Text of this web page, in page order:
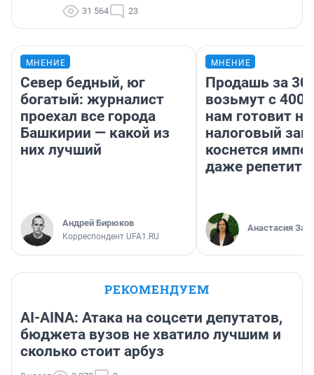
31 564 23
МНЕНИЕ
Север бедный, юг
богатый: журналист
проехал все города
Башкирии — какой из
них лучший
Андрей Бирюков
Корреспондент UFA1.RU
МНЕНИЕ
Продашь за
возьмут с
нам готовит
налоговый
коснется
даже
Анастасия
РЕКОМЕНДУЕМ
AI-AINA: Атака на соцсети депутатов,
бюджета вузов не хватило лучшим и
сколько стоит арбуз